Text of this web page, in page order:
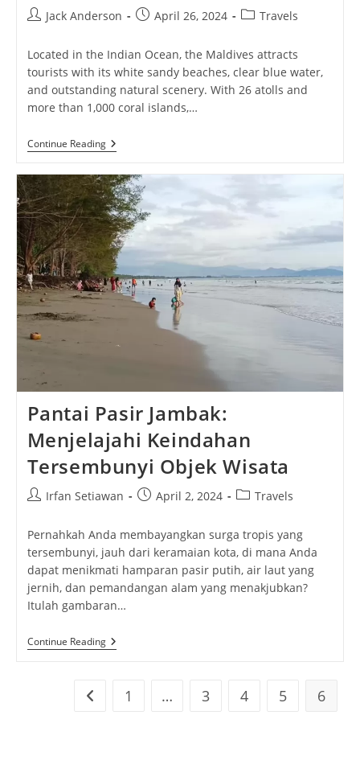
PostJack Anderson
PostApril 26, 2024
PostTravels
Located in the Indian Ocean, the Maldives attracts
tourists with its white sandy beaches, clear blue water,
and outstanding natural scenery. With 26 atolls and
more than 1,000 coral islands,…
Continue ReadingMaldives
:
Hopping
Cultural
Odyssey
Maldives
Pantai Pasir Jambak:
Menjelajahi Keindahan
Tersembunyi Objek Wisata
PostIrfan Setiawan
PostApril 2, 2024
PostTravels
Pernahkah Anda membayangkan surga tropis yang
tersembunyi, jauh dari keramaian kota, di mana Anda
dapat menikmati hamparan pasir putih, air laut yang
jernih, dan pemandangan alam yang menakjubkan?
Itulah gambaran…
Continue ReadingPantai
Pasir
Keindahan
Tersembunyi
Go to the previous page
1 … 3 4 5 6